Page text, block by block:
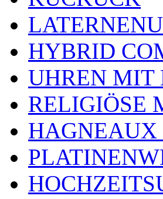
HYBRID
UHREN MIT
RELIGIÖSE
HAGNEAUX